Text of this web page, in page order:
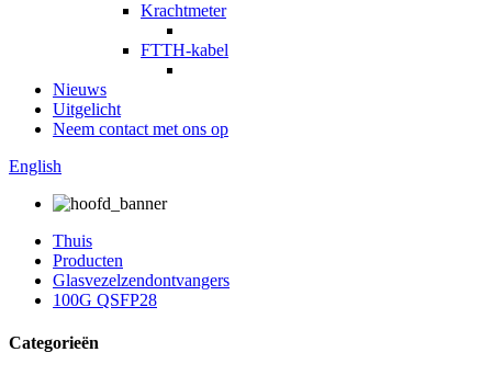
Krachtmeter
FTTH-kabel
Nieuws
Uitgelicht
Neem contact met ons op
English
Thuis
Producten
Glasvezelzendontvangers
100G QSFP28
Categorieën